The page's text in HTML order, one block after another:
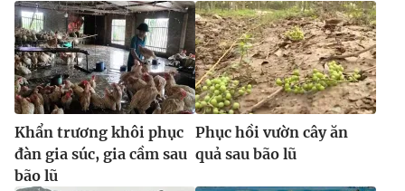
Khẩn trương khôi phục
đàn gia súc, gia cầm sau
bão lũ
Phục hồi vườn cây ăn
quả sau bão lũ